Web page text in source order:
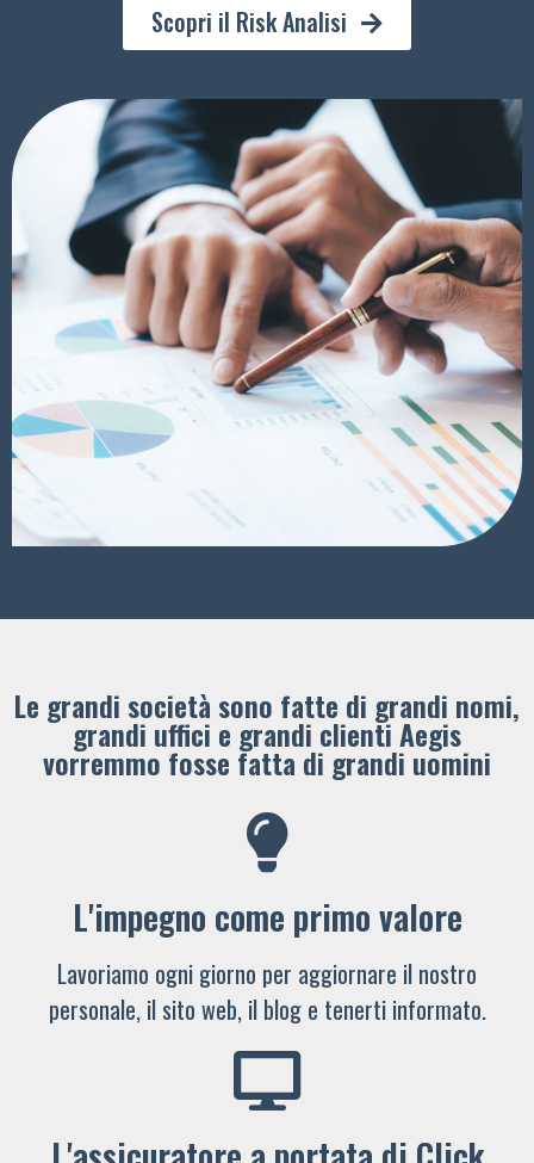
Scopri il Risk Analisi
Le grandi società sono fatte di grandi nomi,
grandi uffici e grandi clienti ​Aegis
vorremmo fosse fatta di grandi uomini
L'impegno come primo valore
Lavoriamo ogni giorno per aggiornare il nostro
personale, il sito web, il blog e tenerti informato.